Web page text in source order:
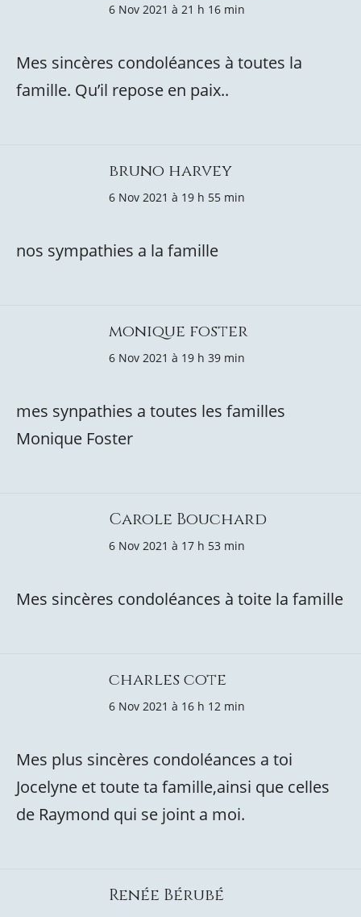
6 Nov 2021 à 21 h 16 min
Mes sincères condoléances à toutes la
famille. Qu’il repose en paix..
bruno harvey
6 Nov 2021 à 19 h 55 min
nos sympathies a la famille
monique foster
6 Nov 2021 à 19 h 39 min
mes synpathies a toutes les familles
Monique Foster
Carole Bouchard
6 Nov 2021 à 17 h 53 min
Mes sincères condoléances à toite la famille
charles cote
6 Nov 2021 à 16 h 12 min
Mes plus sincères condoléances a toi
Jocelyne et toute ta famille,ainsi que celles
de Raymond qui se joint a moi.
Renée Bérubé